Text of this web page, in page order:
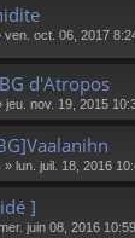
ven. oct. 06, 2017
d'Atropos
jeu. nov. 19, 2015
» lun. juil. 18, 2016
]
juin 08, 2016